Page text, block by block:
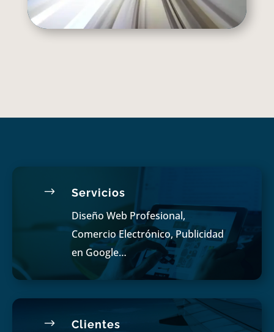
$ Servicios
Diseño Web Profesional,
Comercio Electrónico, Publicidad
en Google…
$ Clientes